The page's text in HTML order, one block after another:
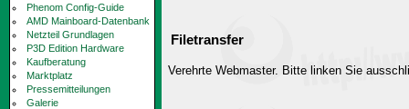
Phenom Config-Guide
AMD Mainboard-Datenbank
Netzteil Grundlagen
P3D Edition Hardware
Kaufberatung
Marktplatz
Pressemitteilungen
Galerie
Filetransfer
Verehrte Webmaster. Bitte linken Sie